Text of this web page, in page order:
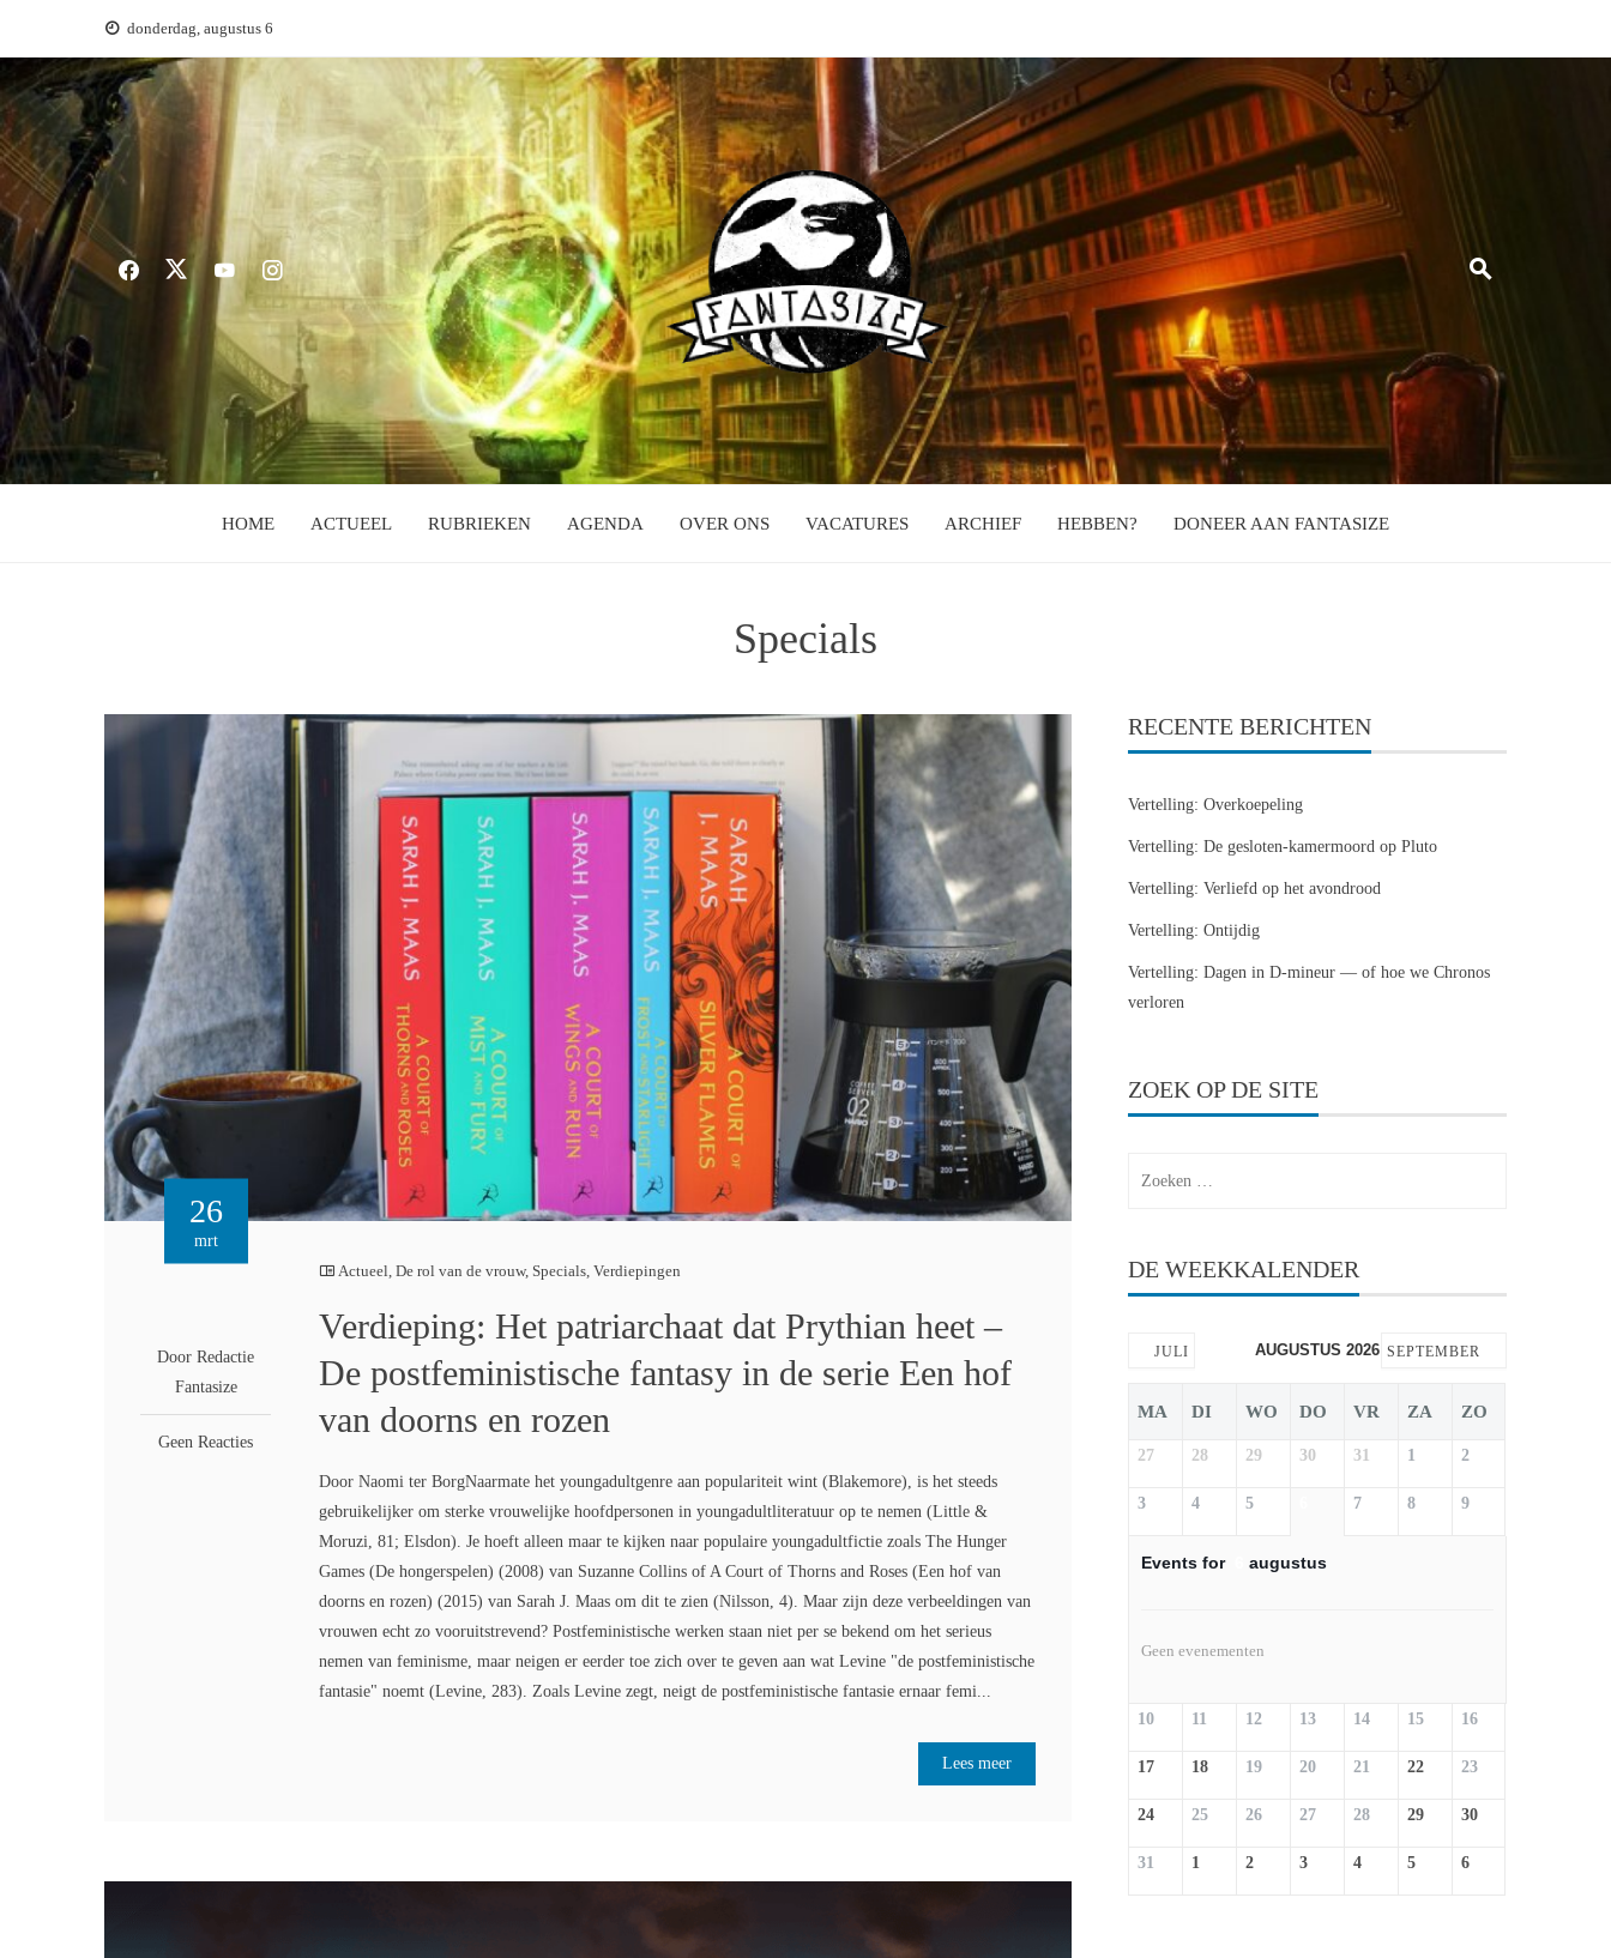
inhoud
donderdag, augustus 6
HOME ACTUEEL RUBRIEKEN AGENDA OVER ONS VACATURES ARCHIEF HEBBEN? DONEER AAN FANTASIZE
Specials
26
mrt
Door Redactie
Fantasize
Geen Reacties
Actueel ,De rol van de vrouw,Specials ,Verdiepingen
Verdieping: Het patriarchaat dat Prythian heet –
De postfeministische fantasy in de serie Een hof
van doorns en rozen
Door Naomi ter BorgNaarmate het youngadultgenre aan populariteit wint (Blakemore), is het steeds
gebruikelijker om sterke vrouwelijke hoofdpersonen in youngadultliteratuur op te nemen (Little &
Moruzi, 81; Elsdon). Je hoeft alleen maar te kijken naar populaire youngadultfictie zoals The Hunger
Games (De hongerspelen) (2008) van Suzanne Collins of A Court of Thorns and Roses (Een hof van
doorns en rozen) (2015) van Sarah J. Maas om dit te zien (Nilsson, 4). Maar zijn deze verbeeldingen van
vrouwen echt zo vooruitstrevend? Postfeministische werken staan niet per se bekend om het serieus
nemen van feminisme, maar neigen er eerder toe zich over te geven aan wat Levine "de postfeministische
fantasie" noemt (Levine, 283). Zoals Levine zegt, neigt de postfeministische fantasie ernaar femi...
Lees meer
RECENTE BERICHTEN
Vertelling: Overkoepeling
Vertelling: De gesloten-kamermoord op Pluto
Vertelling: Verliefd op het avondrood
Vertelling: Ontijdig
Vertelling: Dagen in D-mineur — of hoe we Chronos
verloren
ZOEK OP DE SITE
DE WEEKKALENDER
JULI AUGUSTUS 2026 SEPTEMBER
MA DI WO DO VR ZA ZO
27 28 29 30 31 1 2
3 4 5 7 8 9
Events for augustus
Geen evenementen
10 11 12 13 14 15 16
17 18 19 20 21 22 23
24 25 26 27 28 29 30
31 1 2 3 4 5 6